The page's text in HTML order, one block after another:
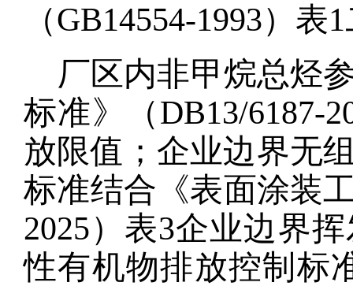
（GB14554-1993）表
厂区内非甲烷总烃
标准》（DB13/6187-
放限值；企业边界无
标准结合《表面涂装
2025）表3企业边界
性有机物排放控制标